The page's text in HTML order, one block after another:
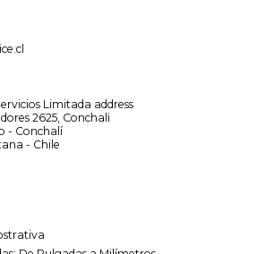
Limitada address
2625, Conchali
- Conchalí
- Chile